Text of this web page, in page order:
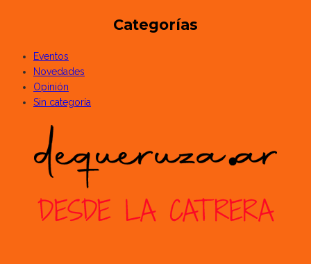
Categorías
Eventos
Novedades
Opinión
Sin categoría